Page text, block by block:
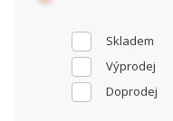
Skladem
Výprodej
Doprodej